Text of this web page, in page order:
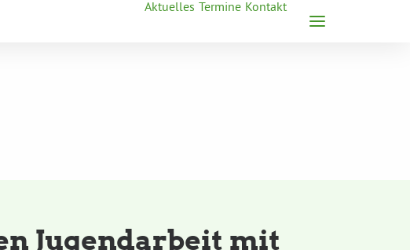
Aktuelles Termine Kontakt
Jugendarbeit mit